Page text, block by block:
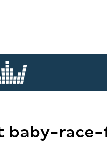
baby-